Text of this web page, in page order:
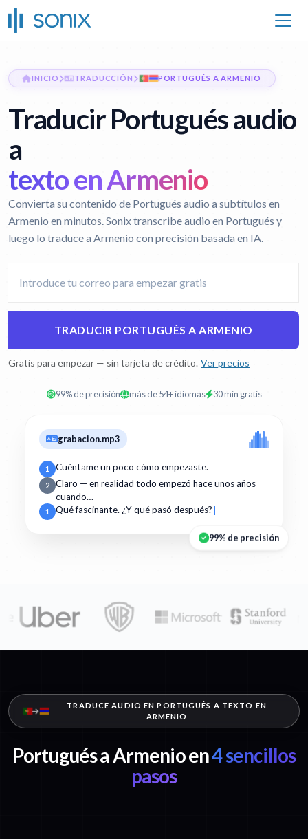
INICIO TRADUCCIÓN PORTUGUÉS A ARMENIO
Traducir Portugués audio
a
texto en Armenio
Convierta su contenido de Portugués audio a subtítulos en
Armenio en minutos. Sonix transcribe audio en Portugués y
luego lo traduce a Armenio con precisión basada en IA.
TRADUCIR PORTUGUÉS A ARMENIO
Gratis para empezar — sin tarjeta de crédito. Ver precios
99% de precisión más de 54+ idiomas 30 min gratis
grabacion.mp3
1 Cuéntame un poco cómo empezaste.
2
Claro — en realidad todo empezó hace unos años
cuando…
1 Qué fascinante. ¿Y qué pasó después?
99% de precisión
TRADUCE AUDIO EN PORTUGUÉS A TEXTO EN
ARMENIO
Portugués a Armenio en4 sencillos
pasos